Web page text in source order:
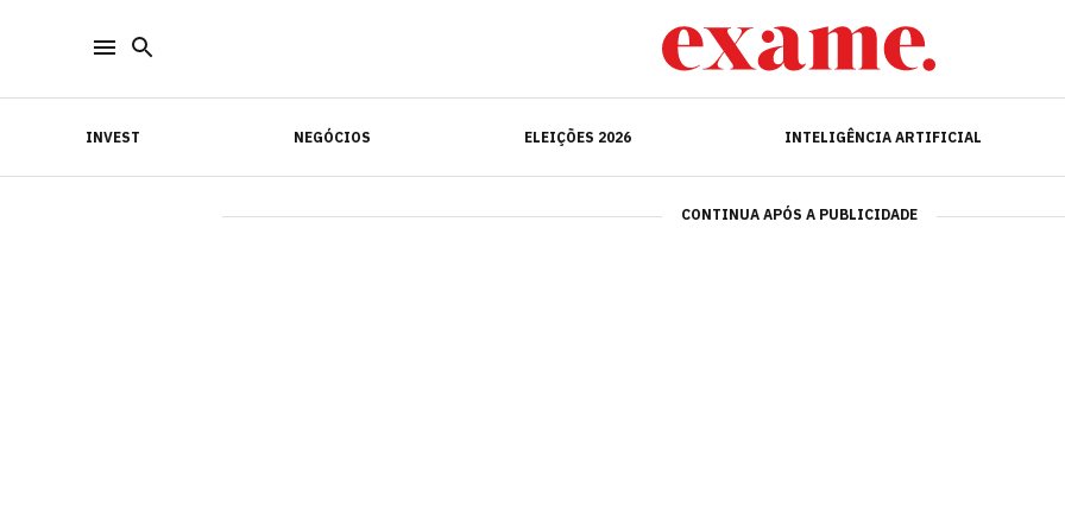
INVEST NEGÓCIOS ELEIÇÕES 2026 INTELIGÊNCIA ARTIFICIAL
INVEST INTELIGÊNCIA ARTIFICIAL
CONTINUA APÓS A PUBLICIDADE